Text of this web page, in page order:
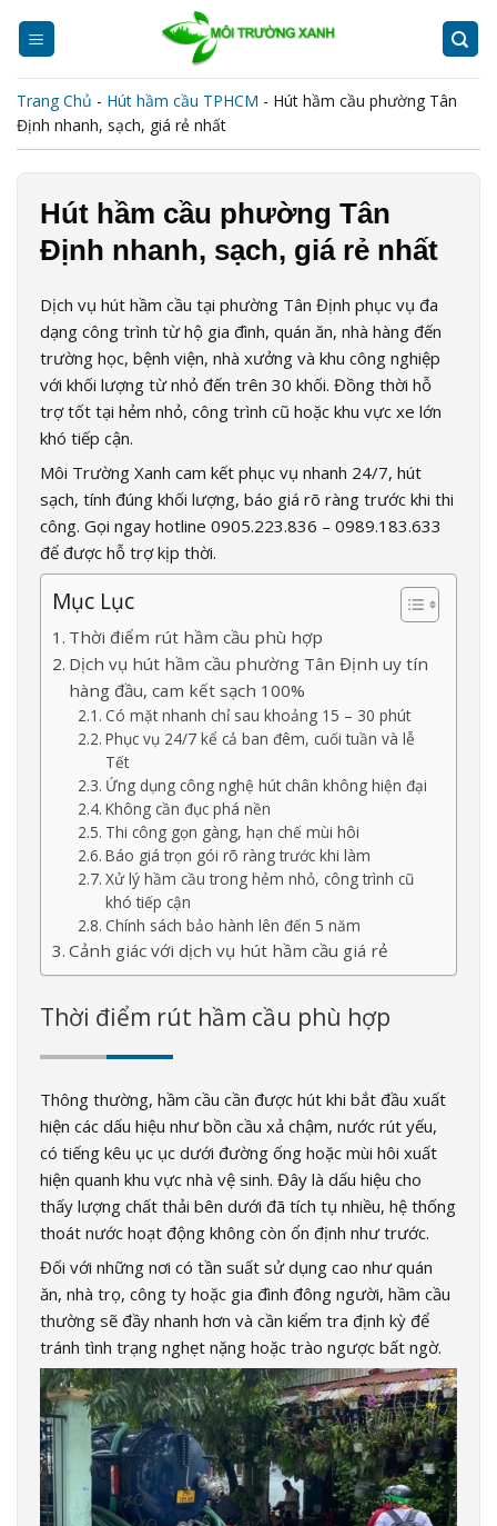
Trang Chủ - Hút hầm cầu TPHCM - Hút hầm cầu phường Tân
Định nhanh, sạch, giá rẻ nhất
Hút hầm cầu phường Tân
Định nhanh, sạch, giá rẻ nhất
Dịch vụ hút hầm cầu tại phường Tân Định phục vụ đa
dạng công trình từ hộ gia đình, quán ăn, nhà hàng đến
trường học, bệnh viện, nhà xưởng và khu công nghiệp
với khối lượng từ nhỏ đến trên 30 khối. Đồng thời hỗ
trợ tốt tại hẻm nhỏ, công trình cũ hoặc khu vực xe lớn
khó tiếp cận.
Môi Trường Xanh cam kết phục vụ nhanh 24/7, hút
sạch, tính đúng khối lượng, báo giá rõ ràng trước khi thi
công. Gọi ngay hotline 0905.223.836 – 0989.183.633
để được hỗ trợ kịp thời.
Mục Lục
Thời điểm rút hầm cầu phù hợp
Dịch vụ hút hầm cầu phường Tân Định uy tín
hàng đầu, cam kết sạch 100%
Có mặt nhanh chỉ sau khoảng 15 – 30 phút
Phục vụ 24/7 kể cả ban đêm, cuối tuần và lễ
Tết
Ứng dụng công nghệ hút chân không hiện đại
Không cần đục phá nền
Thi công gọn gàng, hạn chế mùi hôi
Báo giá trọn gói rõ ràng trước khi làm
Xử lý hầm cầu trong hẻm nhỏ, công trình cũ
khó tiếp cận
Chính sách bảo hành lên đến 5 năm
Cảnh giác với dịch vụ hút hầm cầu giá rẻ
Thời điểm rút hầm cầu phù hợp
Thông thường, hầm cầu cần được hút khi bắt đầu xuất
hiện các dấu hiệu như bồn cầu xả chậm, nước rút yếu,
có tiếng kêu ục ục dưới đường ống hoặc mùi hôi xuất
hiện quanh khu vực nhà vệ sinh. Đây là dấu hiệu cho
thấy lượng chất thải bên dưới đã tích tụ nhiều, hệ thống
thoát nước hoạt động không còn ổn định như trước.
Đối với những nơi có tần suất sử dụng cao như quán
ăn, nhà trọ, công ty hoặc gia đình đông người, hầm cầu
thường sẽ đầy nhanh hơn và cần kiểm tra định kỳ để
tránh tình trạng nghẹt nặng hoặc trào ngược bất ngờ.